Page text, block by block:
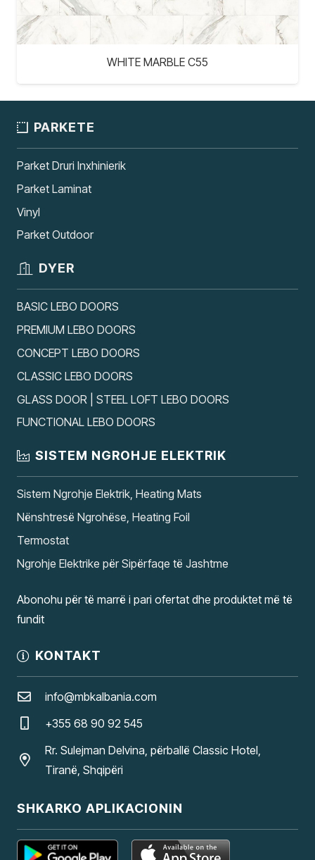
WHITE MARBLE C55
PARKETE
Parket Druri Inxhinierik
Parket Laminat
Vinyl
Parket Outdoor
DYER
BASIC LEBO DOORS
PREMIUM LEBO DOORS
CONCEPT LEBO DOORS
CLASSIC LEBO DOORS
GLASS DOOR | STEEL LOFT LEBO DOORS
FUNCTIONAL LEBO DOORS
SISTEM NGROHJE ELEKTRIK
Sistem Ngrohje Elektrik, Heating Mats
Nënshtresë Ngrohëse, Heating Foil
Termostat
Ngrohje Elektrike për Sipërfaqe të Jashtme
Abonohu për të marrë i pari ofertat dhe produktet më të
fundit
KONTAKT
info@mbkalbania.com
+355 68 90 92 545
Rr. Sulejman Delvina, përballë Classic Hotel,
Tiranë, Shqipëri
SHKARKO APLIKACIONIN